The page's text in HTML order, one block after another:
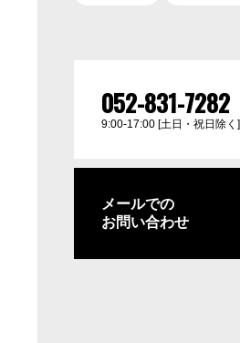
052-831-7282
9:00-17:00 [土日・祝日除く]
メールでの
お問い合わせ